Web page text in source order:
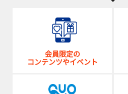
会員限定の
コンテンツやイベント